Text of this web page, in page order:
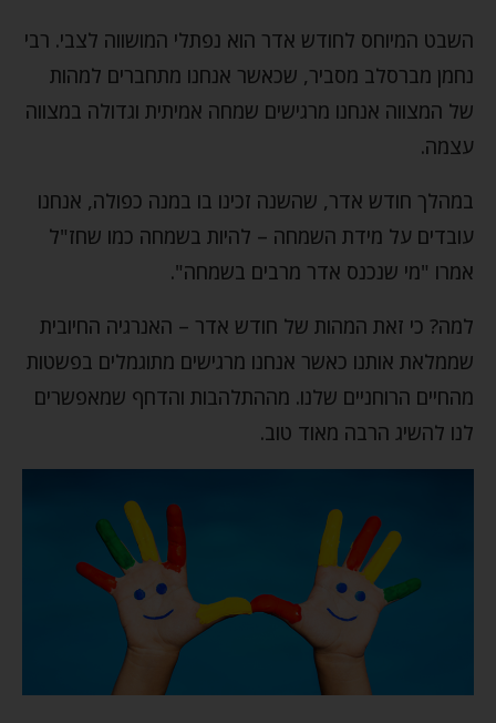
השבט המיוחס לחודש אדר הוא נפתלי המושווה לצבי. רבי
נחמן מברסלב מסביר, שכאשר אנחנו מתחברים למהות
של המצווה אנחנו מרגישים שמחה אמיתית וגדולה במצווה
עצמה.
במהלך חודש אדר, שהשנה זכינו בו במנה כפולה, אנחנו
עובדים על מידת השמחה – להיות בשמחה כמו שחז"ל
אמרו "מי שנכנס אדר מרבים בשמחה".
למה? כי זאת המהות של חודש אדר – האנרגיה החיובית
שממלאת אותנו כאשר אנחנו מרגישים מתוגמלים בפשטות
מהחיים הרוחניים שלנו. מההתלהבות והדחף שמאפשרים
לנו להשיג הרבה מאוד טוב.